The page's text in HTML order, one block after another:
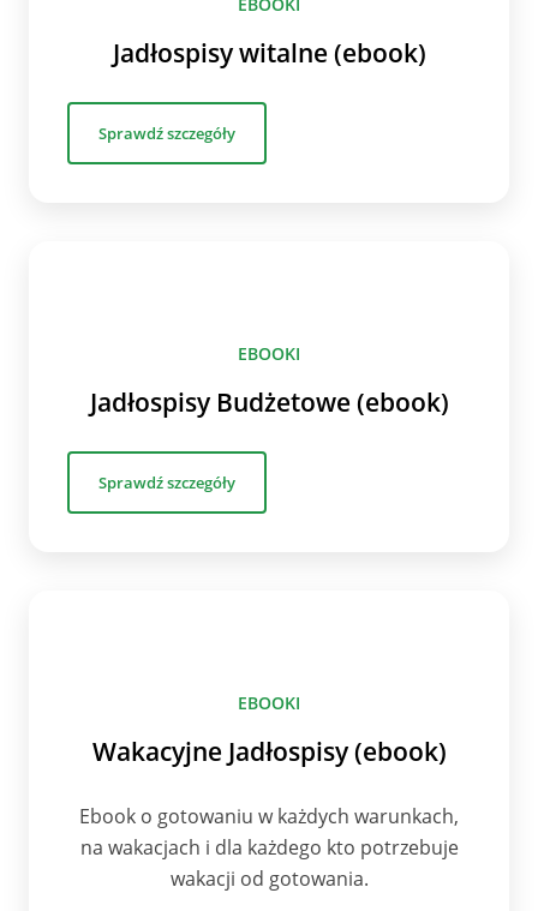
EBOOKI
Jadłospisy witalne (ebook)
Sprawdź szczegóły
EBOOKI
Jadłospisy Budżetowe (ebook)
Sprawdź szczegóły
EBOOKI
Wakacyjne Jadłospisy (ebook)
Ebook o gotowaniu w każdych warunkach,
na wakacjach i dla każdego kto potrzebuje
wakacji od gotowania.